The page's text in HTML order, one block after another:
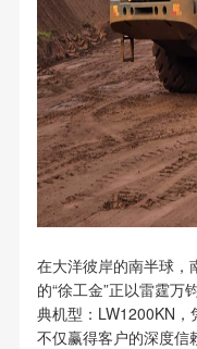
在大洋彼岸的南半球，
的“徐工金”正以雷霆万
典机型：LW1200KN，
不仅赢得客户的深度信